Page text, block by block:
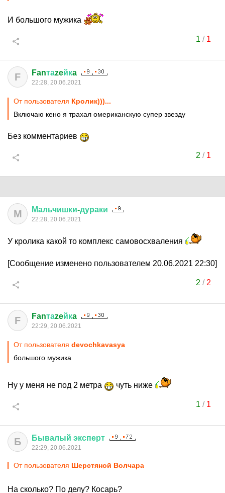
И большого мужика
1 / 1
F Fanтаzeйкa
22:28, 20.06.2021
От пользователя Кролик)))...
Включаю кено я трахал омериканскую супер звезду
Без комментариев
2 / 1
М Мальчишки-дураки
22:28, 20.06.2021
У кролика какой то комплекс самовосхваления
[Сообщение изменено пользователем 20.06.2021 22:30]
2 / 2
F Fanтаzeйкa
22:29, 20.06.2021
От пользователя devochkavasya
большого мужика
Ну у меня не под 2 метра чуть ниже
1 / 1
Б Бывалый эксперт
22:29, 20.06.2021
От пользователя Шерстяной Волчара
На сколько? По делу? Косарь?